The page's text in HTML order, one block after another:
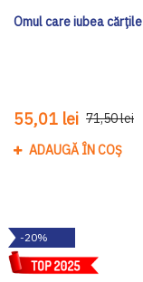
Omul care iubea cărțile
55,01 lei 71,50 lei
ADAUGĂ ÎN COȘ
-20%